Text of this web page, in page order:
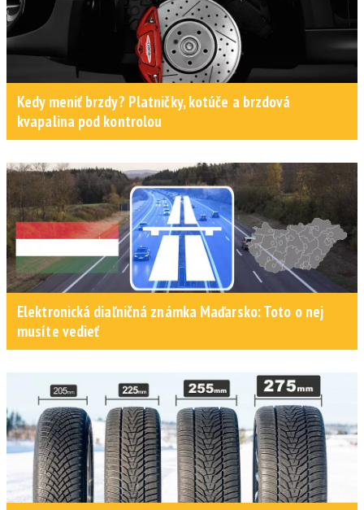
Kedy meniť brzdy? Platničky, kotúče a brzdová
kvapalina pod kontrolou
Elektronická diaľničná známka Maďarsko: Toto o nej
musíte vedieť